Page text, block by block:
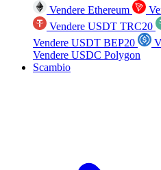
Vendere Ethereum
Vendere USDT TRC20
Vendere USDT BEP20
Vendere USDC Polygon
Scambio